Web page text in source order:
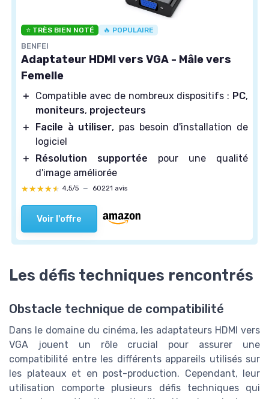
⭐ TRÈS BIEN NOTÉ 🔥 POPULAIRE
BENFEI
Adaptateur HDMI vers VGA - Mâle vers
Femelle
＋ Compatible avec de nombreux dispositifs : PC,
moniteurs, projecteurs
＋
Facile à utiliser, pas besoin d'installation de
logiciel
＋
Résolution supportée pour une qualité
d'image améliorée
★★★★★
★★★★★ 4,5/5 — 60221 avis
Voir l'offre
Les défis techniques rencontrés
Obstacle technique de compatibilité
Dans le domaine du cinéma, les adaptateurs HDMI vers
VGA jouent un rôle crucial pour assurer une
compatibilité entre les différents appareils utilisés sur
les plateaux et en post-production. Cependant, leur
utilisation comporte plusieurs défis techniques qui